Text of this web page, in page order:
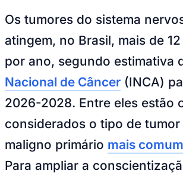
Os tumores do sistema
atingem, no Brasil, mais de
por ano, segundo estimativa
Nacional de Câncer (INCA)
2026-2028. Entre eles estão
considerados o tipo de tumor
maligno primário mais
Para ampliar a